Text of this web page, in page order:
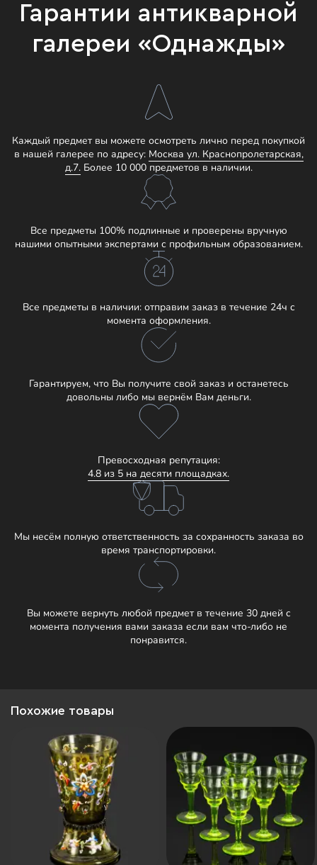
Гарантии антикварной
галереи «Однажды»
Каждый предмет вы можете осмотреть лично перед покупкой
в нашей галерее по адресу: Москва ул. Краснопролетарская,
д.7.Более 10 000 предметов в наличии.
Все предметы 100% подлинные и проверены вручную
нашими опытными экспертами с профильным образованием.
Все предметы в наличии: отправим заказ в течение 24ч с
момента оформления.
Гарантируем, что Вы получите свой заказ и останетесь
довольны либо мы вернём Вам деньги.
Превосходная репутация:
4.8 из 5 на десяти площадках.
Мы несём полную ответственность за сохранность заказа во
время транспортировки.
Вы можете вернуть любой предмет в течение 30 дней с
момента получения вами заказа если вам что-либо не
понравится.
Похожие товары